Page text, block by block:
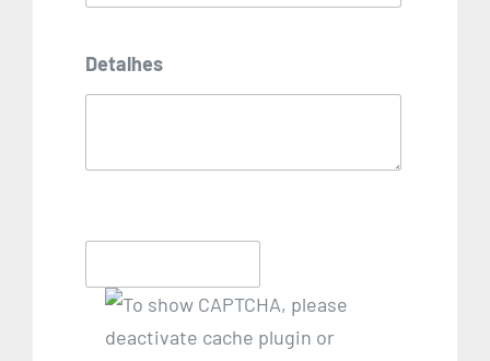
Detalhes